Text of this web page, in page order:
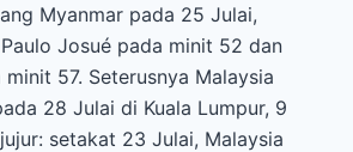
Myanmar pada 25 Julai,
Josué pada minit 52 dan
57. Seterusnya Malaysia
28 Julai di Kuala Lumpur, 9
setakat 23 Julai, Malaysia